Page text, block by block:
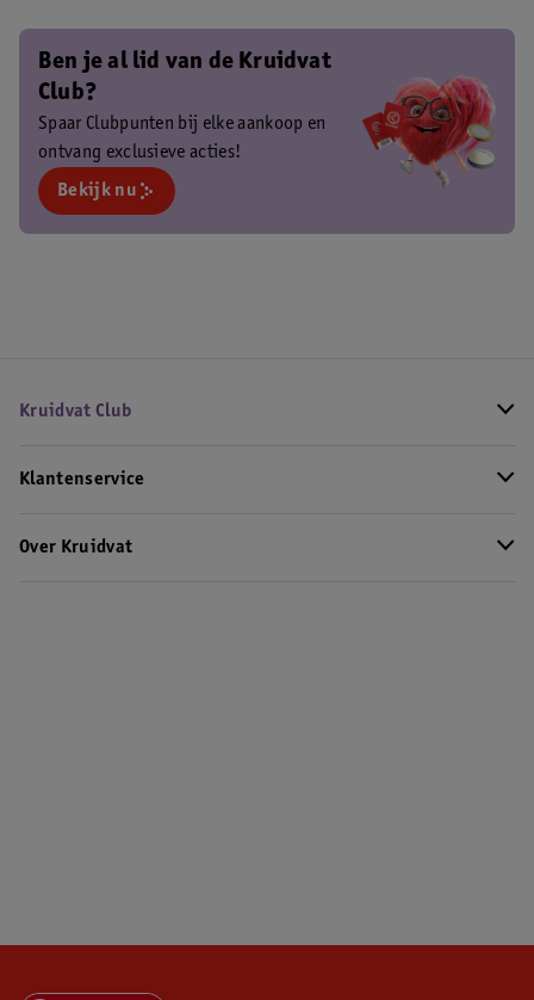
Ben je al lid van de Kruidvat
Club?
Spaar Clubpunten bij elke aankoop en
ontvang exclusieve acties!
Bekijk nu
Kruidvat Club
Klantenservice
Over Kruidvat